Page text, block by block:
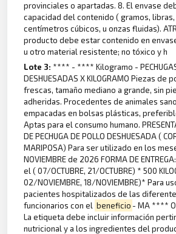
provinciales o apartadas. 8. El envase
capacidad del contenido ( gramos,
centímetros cúbicos, u onzas fluidas).
producto debe estar contenido en
u otro material resistente; no tóxico y h
Lote 3: **** - **** Kilogramo -
DESHUESADAS X KILOGRAMO Piezas de
frescas, tamaño mediano a grande, sin
adheridas. Procedentes de animales
empacadas en bolsas plásticas,
Aptas para el consumo humano.
DE PECHUGA DE POLLO DESHUESADA (
MARIPOSA) Para ser utilizado en los
NOVIEMBRE de 2026 FORMA DE
el ( 07/OCTUBRE, 21/OCTUBRE) * 500
02/NOVIEMBRE, 18/NOVIEMBRE)* Para
pacientes hospitalizados de las
funcionarios con el beneficio - MA ****
La etiqueta debe incluir información
nutricional y a los ingredientes del